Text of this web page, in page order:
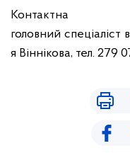
головний спеціаліст
я Віннікова, тел. 279